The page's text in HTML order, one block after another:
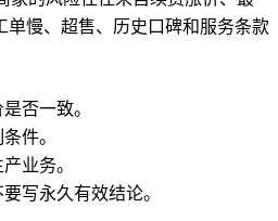
单慢、超售、历史口碑和服务条款
否一致。
件。
业务。
写永久有效结论。